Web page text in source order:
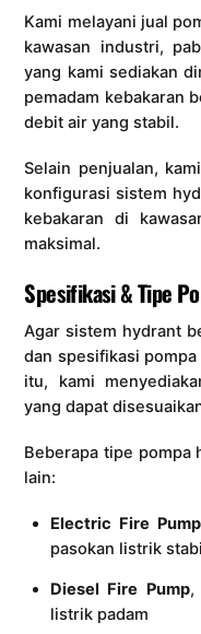
Kami melayani jual
kawasan industri,
yang kami sediakan
pemadam kebakaran
debit air yang stabil.
Selain penjualan,
konfigurasi sistem
kebakaran di
maksimal.
Spesifikasi & Tipe
Agar sistem hydrant
dan spesifikasi
itu, kami
yang dapat
Beberapa tipe pompa
lain:
Electric Fire Pump
pasokan listrik
Diesel Fire Pump,
listrik padam